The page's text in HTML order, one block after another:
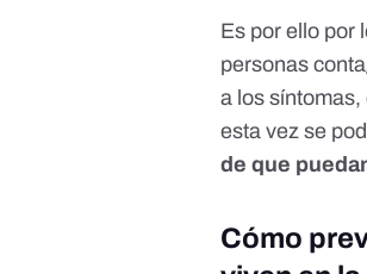
Es por ello por
personas
a los síntomas,
esta vez se
de que
Cómo